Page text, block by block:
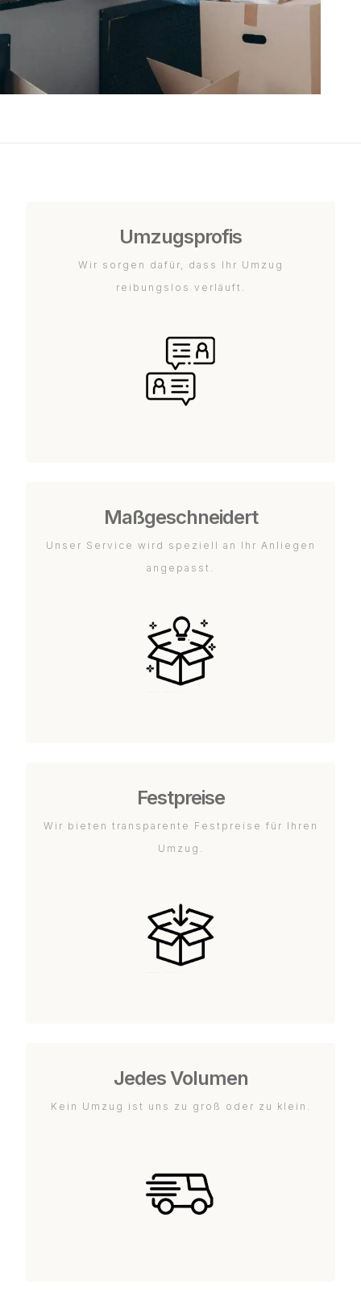
Umzugsprofis
Wir sorgen dafür, dass Ihr Umzug
reibungslos verläuft.
Maßgeschneidert
Unser Service wird speziell an Ihr Anliegen
angepasst.
Festpreise
Wir bieten transparente Festpreise für Ihren
Umzug.
Jedes Volumen
Kein Umzug ist uns zu groß oder zu klein.